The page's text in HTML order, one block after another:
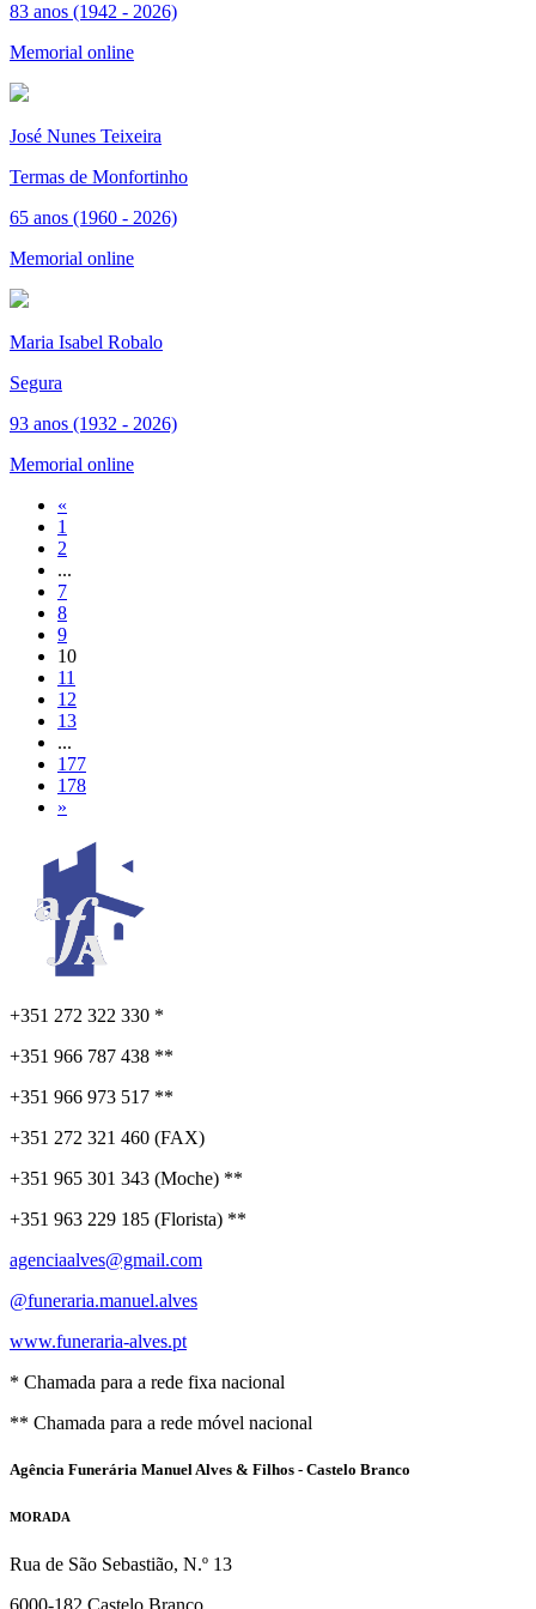
83 anos (1942 - 2026)
Memorial online
José Nunes Teixeira
Termas de Monfortinho
65 anos (1960 - 2026)
Memorial online
Maria Isabel Robalo
Segura
93 anos (1932 - 2026)
Memorial online
«
1
2
...
7
8
9
10
11
12
13
...
177
178
»
+351 272 322 330 *
+351 966 787 438 **
+351 966 973 517 **
+351 272 321 460 (FAX)
+351 965 301 343 (Moche) **
+351 963 229 185 (Florista) **
agenciaalves@gmail.com
@funeraria.manuel.alves
www.funeraria-alves.pt
* Chamada para a rede fixa nacional
** Chamada para a rede móvel nacional
Agência Funerária Manuel Alves & Filhos - Castelo Branco
MORADA
Rua de São Sebastião, N.º 13